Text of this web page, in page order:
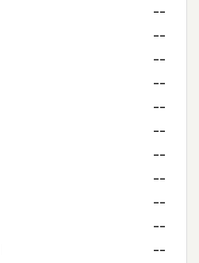
--
--
--
--
--
--
--
--
--
--
--